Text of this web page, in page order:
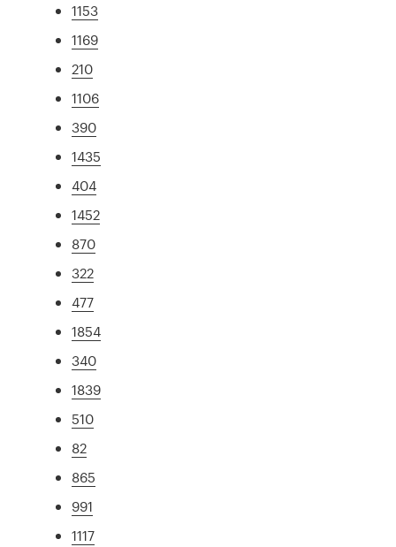
1153
1169
210
1106
390
1435
404
1452
870
322
477
1854
340
1839
510
82
865
991
1117